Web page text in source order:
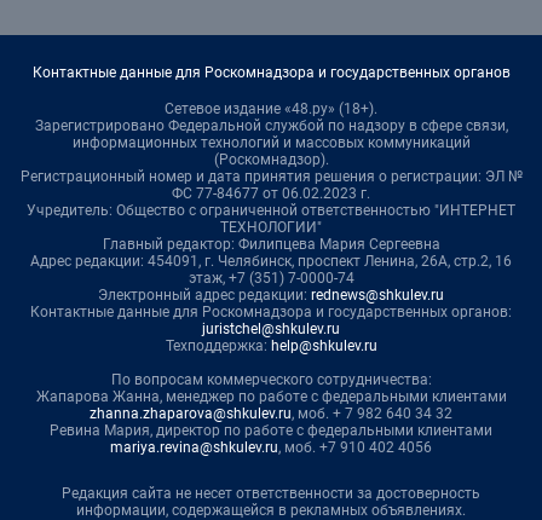
Контактные данные для Роскомнадзора и государственных органов
Сетевое издание «48.ру» (18+).
Зарегистрировано Федеральной службой по надзору в сфере связи,
информационных технологий и массовых коммуникаций
(Роскомнадзор).
Регистрационный номер и дата принятия решения о регистрации: ЭЛ №
ФС 77-84677 от 06.02.2023 г.
Учредитель: Общество с ограниченной ответственностью "ИНТЕРНЕТ
ТЕХНОЛОГИИ"
Главный редактор: Филипцева Мария Сергеевна
Адрес редакции: 454091, г. Челябинск, проспект Ленина, 26А, стр.2, 16
этаж, +7 (351) 7-0000-74
Электронный адрес редакции: rednews@shkulev.ru
Контактные данные для Роскомнадзора и государственных органов:
juristchel@shkulev.ru
Техподдержка: help@shkulev.ru
По вопросам коммерческого сотрудничества:
Жапарова Жанна, менеджер по работе с федеральными клиентами
zhanna.zhaparova@shkulev.ru, моб. + 7 982 640 34 32
Ревина Мария, директор по работе с федеральными клиентами
mariya.revina@shkulev.ru, моб. +7 910 402 4056
Редакция сайта не несет ответственности за достоверность
информации, содержащейся в рекламных объявлениях.